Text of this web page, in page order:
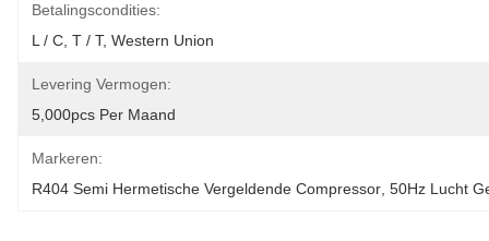
Betalingscondities:
L / C, T / T, Western Union
Levering Vermogen:
5,000pcs Per Maand
Markeren:
R404 Semi Hermetische Vergeldende Compressor 50Hz Lucht